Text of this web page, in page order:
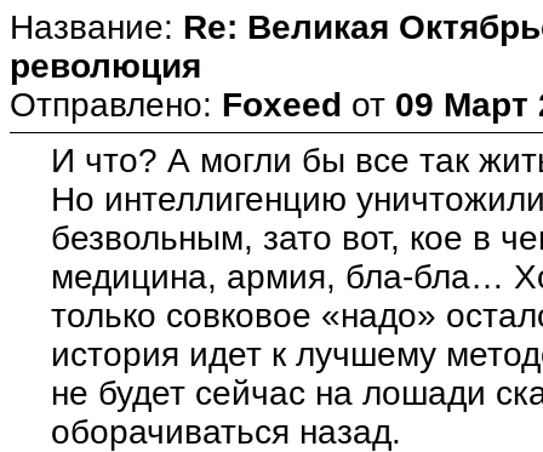
Название: Re: Великая
революция
Отправлено: Foxeed от 09 Март
И что? А могли бы все так
Но интеллигенцию
безвольным, зато вот, кое в
медицина, армия, бла-бла…
только совковое «надо»
история идет к лучшему
не будет сейчас на лошади
оборачиваться назад.